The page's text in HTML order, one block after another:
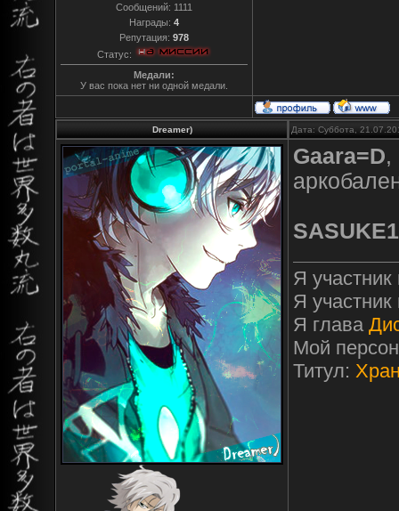
Сообщений: 1111
Награды: 4
Репутация: 978
Статус:
Медали:
У вас пока нет ни одной медали.
Dreamer) Дата: Суббота,
Gaara=D,
Я
Я
Я глава
Мой
Титул: